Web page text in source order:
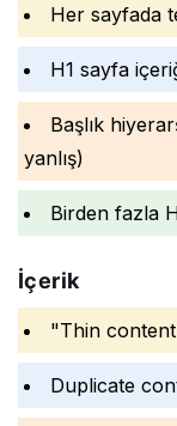
Her sayfada
H1 sayfa
Başlık
yanlış)
Birden fazla
İçerik
"Thin
Duplicate